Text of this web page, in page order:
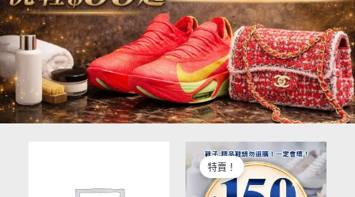
特賣！
始
價
格：
前
價
格：